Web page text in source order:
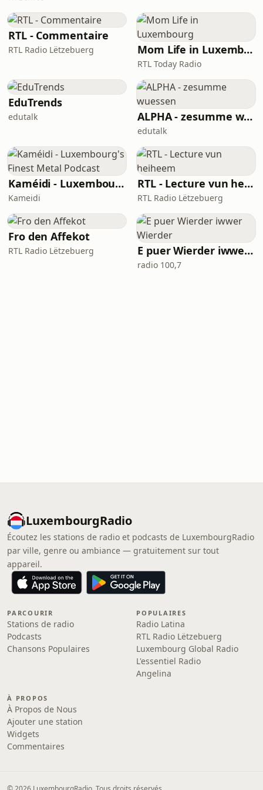
RTL - Commentaire
RTL Radio Lëtzebuerg Mom Life in Luxembourg
RTL Today Radio
EduTrends
edutalk ALPHA - zesumme wuessen
edutalk
Kaméidi - Luxembourg's Finest Metal Podcast
Kameidi
RTL - Lecture vun heiheem
RTL Radio Lëtzebuerg
Fro den Affekot
RTL Radio Lëtzebuerg E puer Wierder iwwer Wierder
radio 100,7
LuxembourgRadio
Écoutez les stations de radio et podcasts de LuxembourgRadio
par ville, genre ou ambiance — gratuitement sur tout
appareil.
PARCOURIR
Stations de radio
Podcasts
Chansons Populaires
POPULAIRES
Radio Latina
RTL Radio Lëtzebuerg
Luxembourg Global Radio
L'essentiel Radio
Angelina
À PROPOS
À Propos de Nous
Ajouter une station
Widgets
Commentaires